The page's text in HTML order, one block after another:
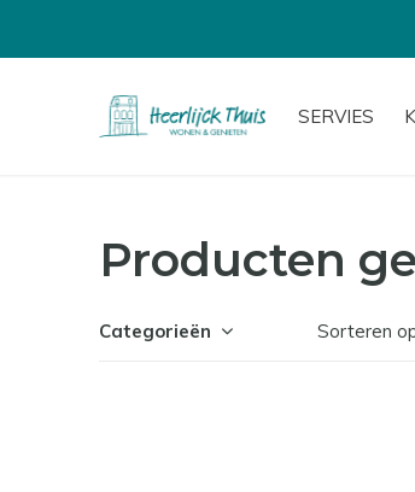
SERVIES
Producten
Categorieën Sorteren